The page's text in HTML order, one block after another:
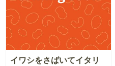
イワシをさばいてイタリ